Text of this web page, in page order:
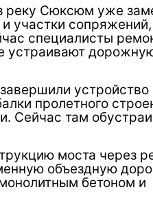
реку Сюксюм уже
участки сопряжений,
специалисты
устраивают
устройство
пролетного
Сейчас там
моста через
объездную
бетоном и